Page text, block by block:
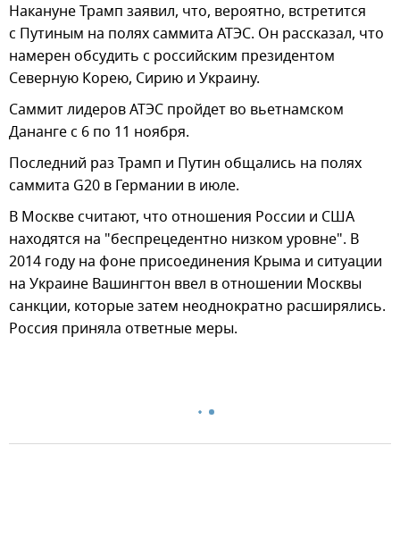
Накануне Трамп заявил, что, вероятно, встретится
с Путиным на полях саммита АТЭС. Он рассказал, что
намерен обсудить с российским президентом
Северную Корею, Сирию и Украину.
Саммит лидеров АТЭС пройдет во вьетнамском
Дананге с 6 по 11 ноября.
Последний раз Трамп и Путин общались на полях
саммита G20 в Германии в июле.
В Москве считают, что отношения России и США
находятся на "беспрецедентно низком уровне". В
2014 году на фоне присоединения Крыма и ситуации
на Украине Вашингтон ввел в отношении Москвы
санкции, которые затем неоднократно расширялись.
Россия приняла ответные меры.